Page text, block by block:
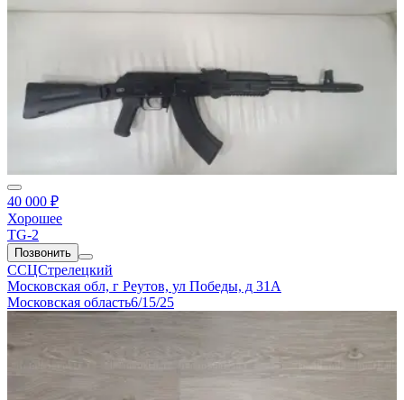
40 000 ₽
Хорошее
TG-2
Позвонить
ССЦСтрелецкий
Московская обл, г Реутов, ул Победы, д 31А
Московская область6/15/25